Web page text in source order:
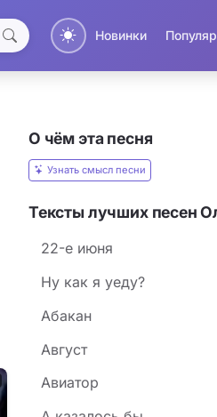
Новинки
О чём эта песня
Узнать смысл песни
Тексты лучших песен
22-е июня
Hу как я уеду?
Абакан
Август
Авиатор